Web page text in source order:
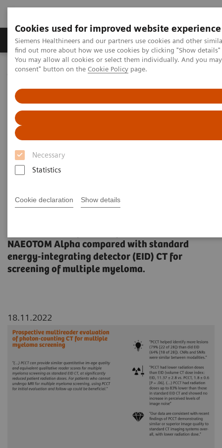
Cookies used for improved website experience
Siemens Healthineers and our partners use cookies and other
find out more about how we use cookies by clicking "Show
You may allow all cookies or select them individually. And you
consent" button on the Cookie Policy page.
Necessary
Statistics
Cookie declaration Show details
Продукція та сервіси Клінічні галузі
Домашня
Медична візуалізація
NAEOTOM Alpha
PCCT scientific evidence
Prospective multireader evaluation of photon-counting CT for
multiple myeloma screening
Prospective multireader
evaluation of photon-counting
CT for multiple myeloma
screening
NAEOTOM Alpha compared with standard
energy-integrating detector (EID) CT for
screening of multiple myeloma.
18.11.2022